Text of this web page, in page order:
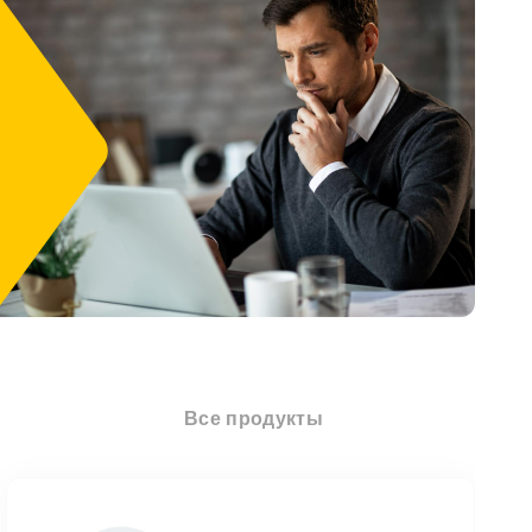
Все продукты